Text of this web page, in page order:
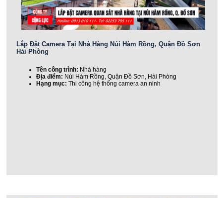
Lắp Đặt Camera Tại Nhà Hàng Núi Hàm Rồng, Quận Đồ Sơn
Hải Phòng
Tên công trình: Nhà hàng
Địa điểm: Núi Hàm Rồng, Quận Đồ Sơn, Hải Phòng
Hạng mục:Thi công hệ thống camera an ninh